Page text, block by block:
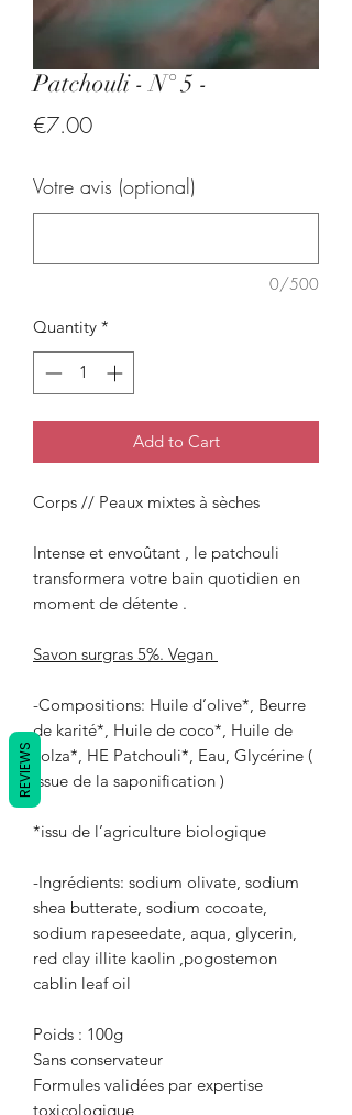
Patchouli - N° 5 -
€7.00Price
Votre avis (optional)
0/500
Quantity *
Add to Cart
Corps // Peaux mixtes à sèches
Intense et envoûtant , le patchouli
transformera votre bain quotidien en
moment de détente .
Savon surgras 5%. Vegan
-Compositions: Huile d’olive*, Beurre
de karité*, Huile de coco*, Huile de
colza*, HE Patchouli*, Eau, Glycérine (
issue de la saponification )
*issu de l’agriculture biologique
-Ingrédients: sodium olivate, sodium
shea butterate, sodium cocoate,
sodium rapeseedate, aqua, glycerin,
red clay illite kaolin ,pogostemon
cablin leaf oil
Poids : 100g
Sans conservateur
Formules validées par expertise
toxicologique
REVIEWS